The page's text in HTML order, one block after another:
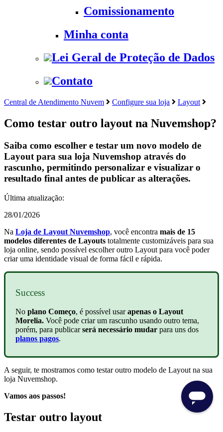
Comissionamento
Minha conta
Lei Geral de Proteção de Dados
Contato
Central de Atendimento Nuvem Configure sua loja Layout
Como testar outro layout na Nuvemshop?
Saiba como escolher e testar um novo modelo de
Layout para sua loja Nuvemshop através do
rascunho, permitindo personalizar e visualizar o
resultado final antes de publicar as alterações.
Última atualização:
28/01/2026
Na Loja de Layout Nuvemshop, você encontra mais de 15
modelos diferentes de Layouts totalmente customizáveis para sua
loja online, sendo possível escolher outro Layout para você poder
criar uma identidade visual de forma fácil e rápida.
Success
No plano Começo, é possível usarapenas o Layout
Morelia. Você pode criar um rascunho usando outro tema,
porém, para publicarserá necessário mudar para uns dos
planos pagos.
A seguir, te mostramos como testar outro modelo de Layout na sua
loja Nuvemshop.
Vamos aos passos!
Testar outro layout